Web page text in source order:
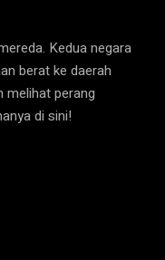
Kedua negara
berat ke daerah
melihat perang
di sini!